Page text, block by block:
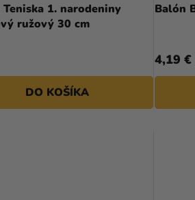
1. narodeniny
ružový 30 cm
DO KOŠÍKA
Balón
4,19 €